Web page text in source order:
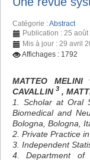
Catégorie :Abstract
Publication : 25 août
Mis à jour : 29 avril
Affichages : 1792
MATTEO MELINI
CAVALLIN 3 ,
1. Scholar at Oral
Biomedical and
Bologna, Bologna,
2. Private Practice
3. Independent
4. Department of